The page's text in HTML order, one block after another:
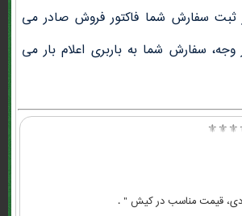
سفارش شما فاکتور فروش صادر می
سفارش شما به باربری اعلام بار می
قیمت مناسب در كيش " .